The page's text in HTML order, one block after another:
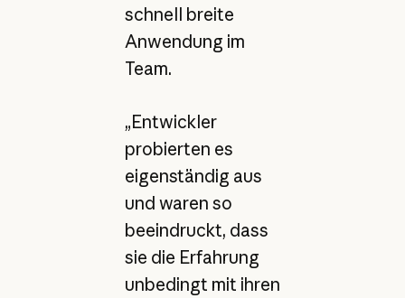
schnell breite
Anwendung im
Team.
„Entwickler
probierten es
eigenständig aus
und waren so
beeindruckt, dass
sie die Erfahrung
unbedingt mit ihren